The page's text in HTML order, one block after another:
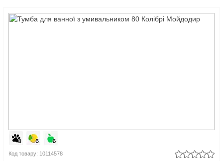
Код товару: 10114578